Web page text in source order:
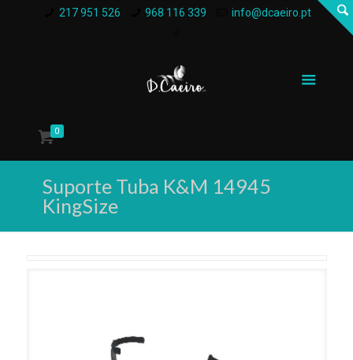
217 951 526 968 116 339 info@dcaeiro.pt
0
Suporte Tuba K&M 14945
KingSize